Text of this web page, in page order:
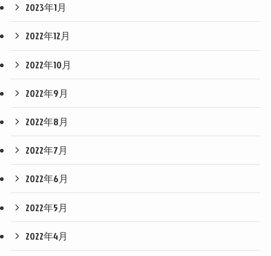
2023年1月
2022年12月
2022年10月
2022年9月
2022年8月
2022年7月
2022年6月
2022年5月
2022年4月